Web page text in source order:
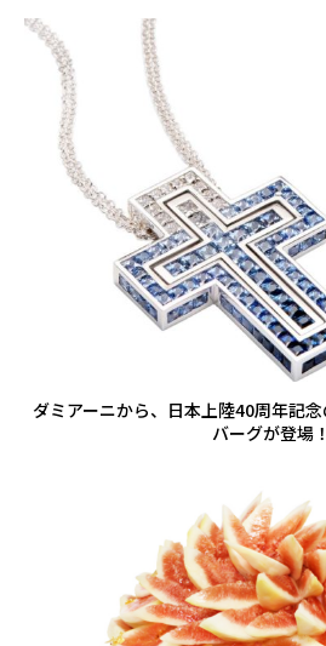
ダミアーニから、日本上陸40周年記
バーグが登場！